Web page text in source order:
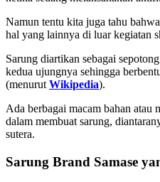
Namun tentu kita juga tahu
hal yang lainnya di luar kegiatan
Sarung diartikan sebagai
kedua ujungnya sehingga
(menurut Wikipedia).
Ada berbagai macam bahan atau
dalam membuat sarung,
sutera.
Sarung Brand Samase